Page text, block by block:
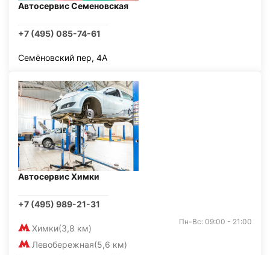
Автосервис Семеновская
+7 (495) 085-74-61
Семёновский пер, 4А
Автосервис Химки
+7 (495) 989-21-31
Химки(3,8 км)
Левобережная(5,6 км)
Пн-Вс: 09:00 - 21:00